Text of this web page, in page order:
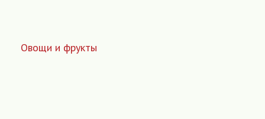
Овощи и фрукты